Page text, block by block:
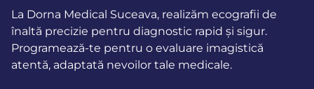
La Dorna Medical Suceava, realizăm ecografii de
înaltă precizie pentru diagnostic rapid și sigur.
Programează-te pentru o evaluare imagistică
atentă, adaptată nevoilor tale medicale.